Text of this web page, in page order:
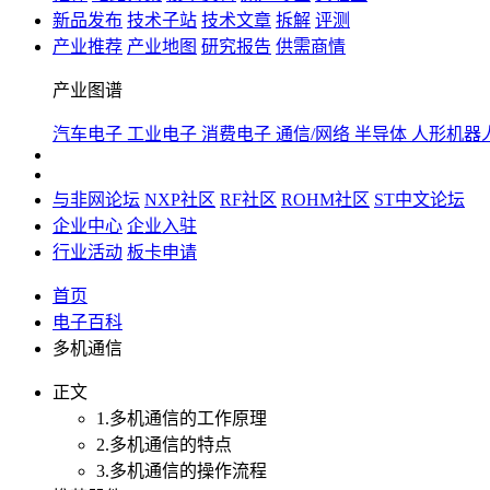
新品发布 技术子站 技术文章 拆解 评测
产业推荐 产业地图 研究报告 供需商情
产业图谱
汽车电子 工业电子 消费电子 通信/网络 半导体 人形机器
与非网论坛 NXP社区 RF社区 ROHM社区 ST中文论坛
企业中心 企业入驻
行业活动 板卡申请
首页
电子百科
多机通信
正文
1.多机通信的工作原理
2.多机通信的特点
3.多机通信的操作流程